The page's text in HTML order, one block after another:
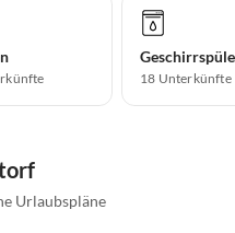
18 Unterkünfte
Urlaubspläne